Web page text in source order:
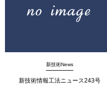
新技術News
新技術情報工法ニュース243号